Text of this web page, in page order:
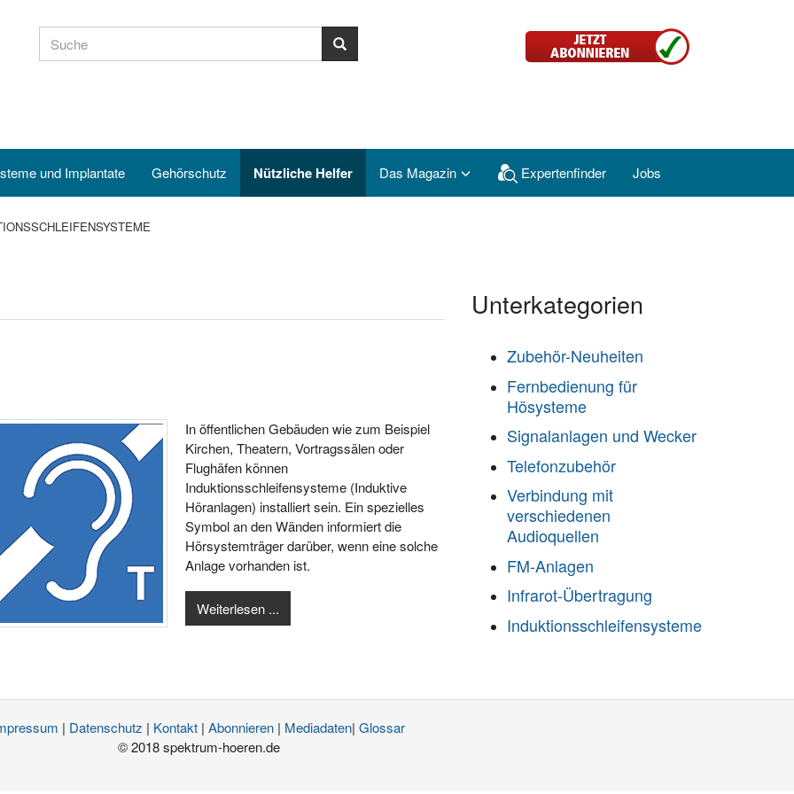
und Implantate Gehörschutz Nützliche Helfer Das Magazin Expertenfinder Jobs
In öffentlichen Gebäuden wie zum Beispiel
Kirchen, Theatern, Vortragssälen oder
Flughäfen können
Induktionsschleifensysteme (Induktive
Höranlagen) installiert sein. Ein spezielles
Symbol an den Wänden informiert die
Hörsystemträger darüber, wenn eine solche
Anlage vorhanden ist.
Weiterlesen ...
Unterkategorien
Zubehör-Neuheiten
Fernbedienung für
Hösysteme
Signalanlagen und Wecker
Telefonzubehör
Verbindung mit
verschiedenen
Audioquellen
FM-Anlagen
Infrarot-Übertragung
Induktionsschleifensysteme
| Datenschutz | Kontakt | Abonnieren | Mediadaten| Glossar
© 2018 spektrum-hoeren.de